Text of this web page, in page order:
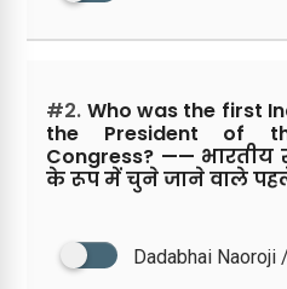
#2. Who was the first
the President of
Congress? —— भारतीय
के रूप में चुने जाने वाले
Dadabhai Naoroji /